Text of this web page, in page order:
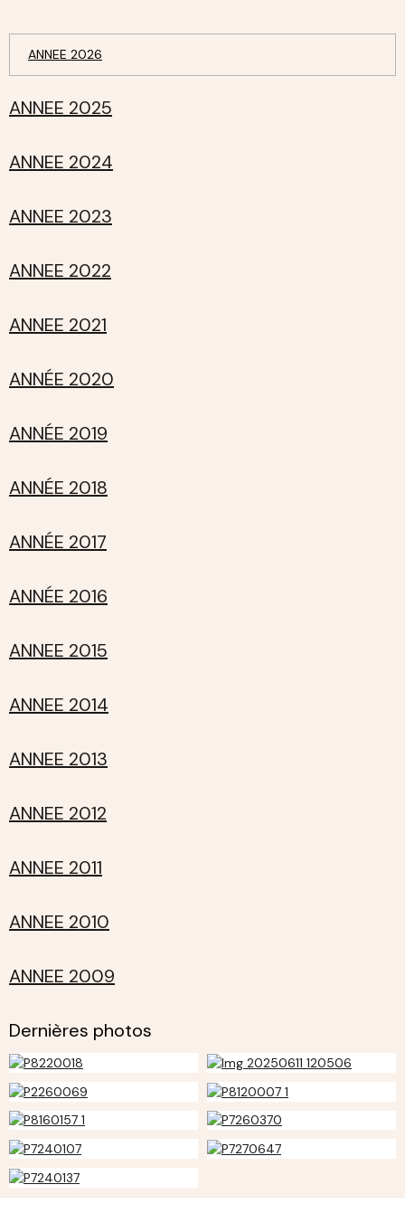
ANNEE 2026
ANNEE 2025
ANNEE 2024
ANNEE 2023
ANNEE 2022
ANNEE 2021
ANNÉE 2020
ANNÉE 2019
ANNÉE 2018
ANNÉE 2017
ANNÉE 2016
ANNEE 2015
ANNEE 2014
ANNEE 2013
ANNEE 2012
ANNEE 2011
ANNEE 2010
ANNEE 2009
Dernières photos